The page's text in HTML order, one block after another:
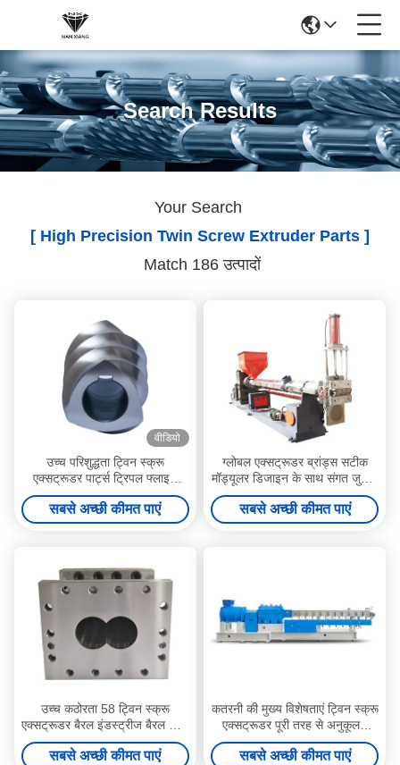
Search Results
Your Search
[ High Precision Twin Screw Extruder Parts ]
Match 186 उत्पादों
वीडियो
उच्च परिशुद्धता ट्विन स्क्रू
एक्सट्रूडर पार्ट्स ट्रिपल फ्लाइट
स्क्रू तत्व एक्सट्रूज़न के लिए
सबसे अच्छी कीमत पाएं
ग्लोबल एक्सट्रूडर ब्रांड्स सटीक
मॉड्यूलर डिजाइन के साथ संगत जुड़वां
पेंच एक्सट्रूडर Φ10 मिमी Φ500
मिमी
सबसे अच्छी कीमत पाएं
उच्च कठोरता 58 ट्विन स्क्रू
एक्सट्रूडर बैरल इंडस्ट्रीज बैरल ऑफ
एक्सट्रूडर स्क्रू बैरल
सबसे अच्छी कीमत पाएं
कतरनी की मुख्य विशेषताएं ट्विन स्क्रू
एक्सट्रूडर पूरी तरह से अनुकूलन
योग्य स्क्रू व्यास सीमा चरम पहनने के
वातावरण के लिए
सबसे अच्छी कीमत पाएं